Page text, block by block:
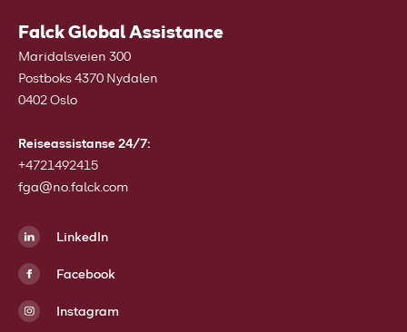
Falck Global Assistance
Maridalsveien 300
Postboks 4370 Nydalen
0402 Oslo
Reiseassistanse 24/7:
+4721492415
fga@no.falck.com
LinkedIn
Facebook
Instagram